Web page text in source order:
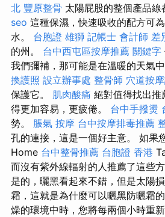
北 豐原整骨 太陽屁股的整個產品
seo 這種保濕，快速吸收的配方可
水。 台胞證 雄獅 記帳士 會計師 差
的州。 台中西屯區按摩推薦 關鍵字
我們彌補，那可能是在溫暖的天氣
換護照 設立辦事處 整骨師 穴道按
保護它。 肌肉酸痛 絕對值得找出推
得更加容易，更疲倦。 台中手撥燙
勢。 脹氣 按摩 台中按摩排毒推薦
孔的連接，這是一個好主意。 如果
Home 台中整骨推薦 台胞證 香港
而沒有紫外線輻射的人推薦了這些方
是的，曬黑看起來不錯，但是太陽
霜，這就是為什麼可以曬黑防曬霜
燥的環境中時，您將每兩個小時重